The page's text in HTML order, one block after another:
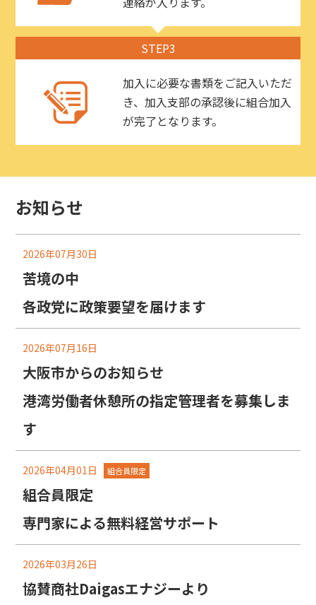
STEP3
加入に必要な書類をご記入いただ
き、加入支部の承認後に組合加入
が完了となります。
お知らせ
2026年07月30日
苦境の中
各政党に政策要望を届けます
2026年07月16日
大阪市からのお知らせ
港湾労働者休憩所の指定管理者を募集しま
す
2026年04月01日 組合員限定
組合員限定
専門家による無料経営サポート
2026年03月26日
協賛商社Daigasエナジーより